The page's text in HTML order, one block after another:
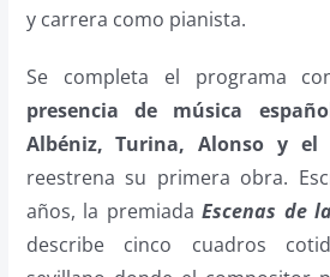
y carrera como pianista.
Se completa el programa
presencia de música
Albéniz, Turina, Alonso y el
reestrena su primera obra.
años, la premiadaEscenas de
describe cinco cuadros